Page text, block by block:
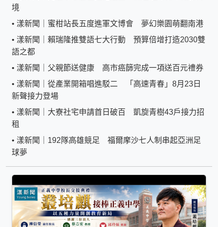
境
• 漾新聞｜蜜柑站長五度進軍文博會 夢幻樂園萌翻南港
• 漾新聞｜賴瑞隆推雙語七大行動 預算倍增打造2030雙
語之都
• 漾新聞｜父親節送健康 高市癌篩完成一項送百元禮券
• 漾新聞｜從產業開箱唱進駁二 「高速青春」8月23日
新聲接力登場
• 漾新聞｜大寮社宅申請首日破百 凱旋青樹43戶接力招
租
• 漾新聞｜192隊高雄競足 福爾摩沙七人制串起亞洲足
球夢